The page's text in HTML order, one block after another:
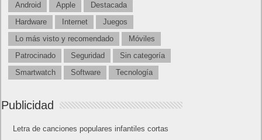
Android Apple
Destacada
Hardware
Internet
Juegos
Lo más visto y recomendado
Móviles
Patrocinado
Seguridad
Sin categoría
Smartwatch
Software Tecnología
Publicidad
Letra de canciones populares infantiles cortas